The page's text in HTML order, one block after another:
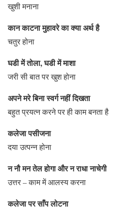
खुशी मनाना
कान काटना मुहावरे का क्या अर्थ है
चतुर होना
घडी में तोला, घडी में माशा
जरी सी बात पर खुश होना
अपने मरे बिना स्वर्ग नहीं दिखता
बहुत प्रयत्न करने पर ही काम बनता है
कलेजा पसीजना
दया उत्पन्न होना
न नौ मन तेल होगा और न राधा नाचेगी
उत्तर – काम में आलस्य करना
कलेजा पर साँप लोटना